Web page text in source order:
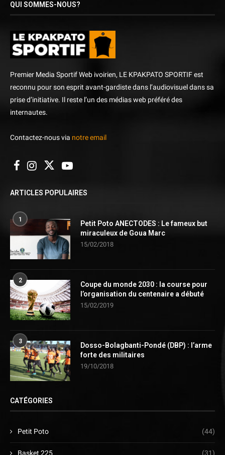
QUI SOMMES-NOUS?
Premier Media Sportif Web ivoirien, LE KPAKPATO SPORTIF est
reconnu pour son esprit avant-gardiste dans l’audiovisuel dans sa
prise d’initiative. Il reste l’un des médias web préféré des
internautes.
Contactez-nous via notre email
ARTICLES POPULAIRES
1
Petit Poto ANECTODES : Le fameux but
miraculeux de Goua Marc
15/02/2018
2
Coupe du monde 2030 : la course pour
l’organisation du centenaire a débuté
15/02/2019
3
Dosso-Bolagbanti-Pondé (DBP) : l’arme
forte des militaires
19/10/2018
CATÉGORIES
Petit Poto (44)
Basket 225 (31)